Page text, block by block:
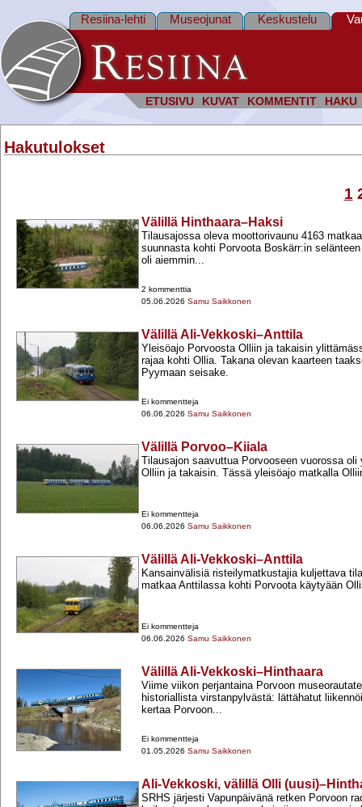
ETUSIVU KUVAT KOMMENTIT HAKU
Resiina-lehti Museojunat Keskustelu
Hakutulokset
1
Välillä Hinthaara–Haksi
Tilausajossa oleva moottorivaunu 4163
suunnasta kohti Porvoota Boskärr:in
oli aiemmin...
2 kommenttia
05.06.2026 Samu Saikkonen
Välillä Ali-Vekkoski–Anttila
Yleisöajo Porvoosta Olliin ja takaisin
rajaa kohti Ollia. Takana olevan kaarteen
Pyymaan seisake.
Ei kommentteja
06.06.2026 Samu Saikkonen
Välillä Porvoo–Kiiala
Tilausajon saavuttua Porvooseen vuorossa oli
Olliin ja takaisin. Tässä yleisöajo matkalla
Ei kommentteja
06.06.2026 Samu Saikkonen
Välillä Ali-Vekkoski–Anttila
Kansainvälisiä risteilymatkustajia kuljettava
matkaa Anttilassa kohti Porvoota käytyään
Ei kommentteja
06.06.2026 Samu Saikkonen
Välillä Ali-Vekkoski–Hinthaara
Viime viikon perjantaina Porvoon
historiallista virstanpylvästä: lättähatut
kertaa Porvoon...
Ei kommentteja
01.05.2026 Samu Saikkonen
Ali-Vekkoski, välillä Olli
SRHS järjesti Vapunpäivänä retken Porvoon